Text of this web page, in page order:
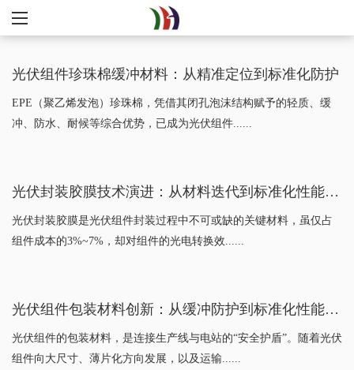
光伏组件珍珠棉缓冲材料：从精准定位到标准化防护
EPE（聚乙烯发泡）珍珠棉，凭借其闭孔泡沫结构赋予的轻质、缓
冲、防水、耐候等综合优势，已成为光伏组件......
光伏封装胶膜技术演进：从材料迭代到标准化性能保障
光伏封装胶膜是光伏组件封装过程中不可或缺的关键材料，虽仅占
组件成本的3%~7%，却对组件的光电转换效......
光伏组件包装材料创新：从缓冲防护到标准化性能验证
光伏组件的包装材料，是连接生产线与电站的“安全护盾”。随着光伏
组件向大尺寸、薄片化方向发展，以及运输......